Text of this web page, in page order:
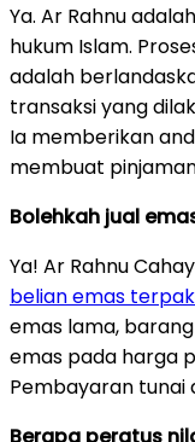
Ya. Ar Rahnu
hukum Islam.
adalah
transaksi yang
Ia memberikan
membuat
Bolehkah jual
Ya! Ar Rahnu
belian emas
emas lama,
emas pada harga
Pembayaran
Berapa peratus